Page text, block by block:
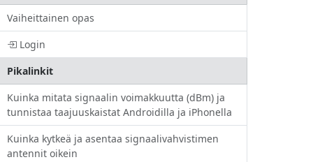
Vaiheittainen opas
Login
Pikalinkit
Kuinka mitata signaalin voimakkuutta (dBm) ja
tunnistaa taajuuskaistat Androidilla ja iPhonella
Kuinka kytkeä ja asentaa signaalivahvistimen
antennit oikein